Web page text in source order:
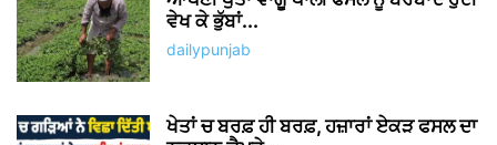
ਵੇਖ ਕੇ ਭੁੱਬਾਂ...
dailypunjab
ਖੇਤਾਂ ਚ ਬਰਫ਼ ਹੀ ਬਰਫ਼, ਹਜ਼ਾਰਾਂ ਏਕੜ ਫਸਲ ਦਾ